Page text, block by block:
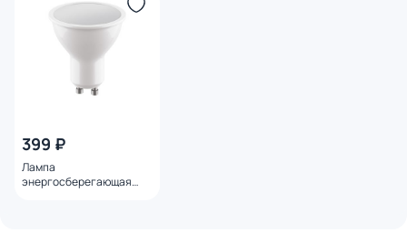
399 ₽
Лампа
энергосберегающая